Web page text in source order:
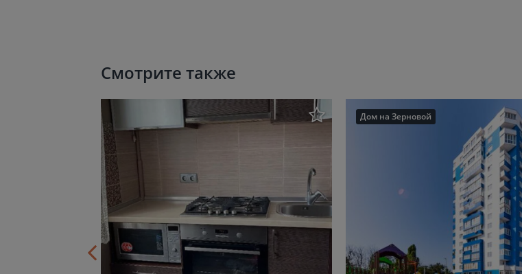
Смотрите также
Дом на Зерновой